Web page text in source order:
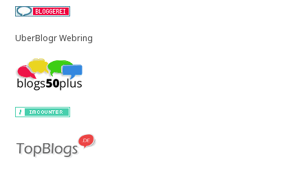
UberBlogr Webring